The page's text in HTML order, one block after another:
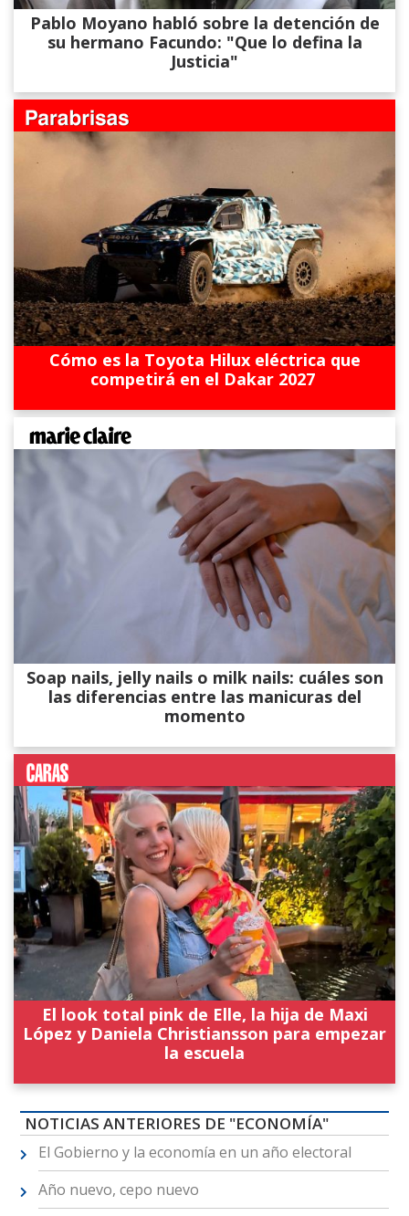
Pablo Moyano habló sobre la detención de
su hermano Facundo: "Que lo defina la
Justicia"
Cómo es la Toyota Hilux eléctrica que
competirá en el Dakar 2027
Soap nails, jelly nails o milk nails: cuáles son
las diferencias entre las manicuras del
momento
El look total pink de Elle, la hija de Maxi
López y Daniela Christiansson para empezar
la escuela
NOTICIAS ANTERIORES DE "ECONOMÍA"
El Gobierno y la economía en un año electoral
Año nuevo, cepo nuevo